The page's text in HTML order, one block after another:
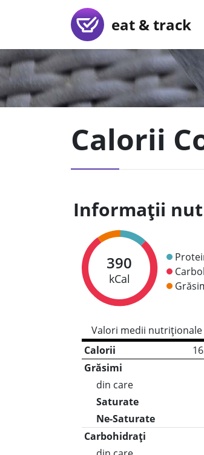
eat & track
Calorii
Informații
390
kCal
Valori medii
Calorii
Grăsimi
din care
Saturate
Ne-Saturate
Carbohidrați